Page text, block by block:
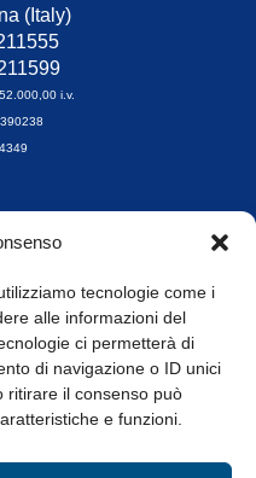
tecnologie come i
alle informazioni del
ci permetterà di
di navigazione o ID unici
ritirare il consenso può
e funzioni.
(Italy)
i.v.
17.30
riservati
Informativa Cookie